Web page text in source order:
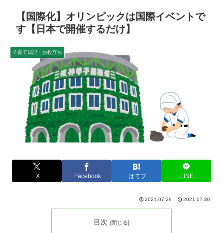
【国際化】オリンピックは国際イベントで
す【日本で開催するだけ】
子育て日記・お役立ち
X Facebook はてブ LINE
2021.07.29 2021.07.30
目次